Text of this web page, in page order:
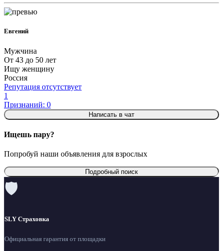
Евгений
Мужчина
От 43 до 50 лет
Ищу женщину
Россия
Репутация отсутствует
1
Признаний: 0
Написать в чат
Ищешь пару?
Попробуй наши объявления для взрослых
Подробный поиск
🛡
SLY Страховка
Официальная гарантия от площадки